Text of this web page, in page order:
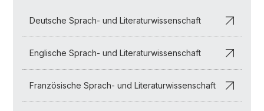
Deutsche Sprach- und Literaturwissenschaft
Englische Sprach- und Literaturwissenschaft
Französische Sprach- und Literaturwissenschaft